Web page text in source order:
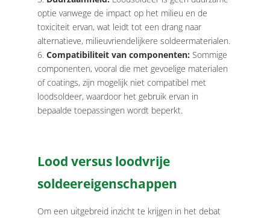
optie vanwege de impact op het milieu en de
toxiciteit ervan, wat leidt tot een drang naar
alternatieve, milieuvriendelijkere soldeermaterialen.
Compatibiliteit van componenten: Sommige
componenten, vooral die met gevoelige materialen
of coatings, zijn mogelijk niet compatibel met
loodsoldeer, waardoor het gebruik ervan in
bepaalde toepassingen wordt beperkt.
Lood versus loodvrije
soldeereigenschappen
Om een ​​uitgebreid inzicht te krijgen in het debat